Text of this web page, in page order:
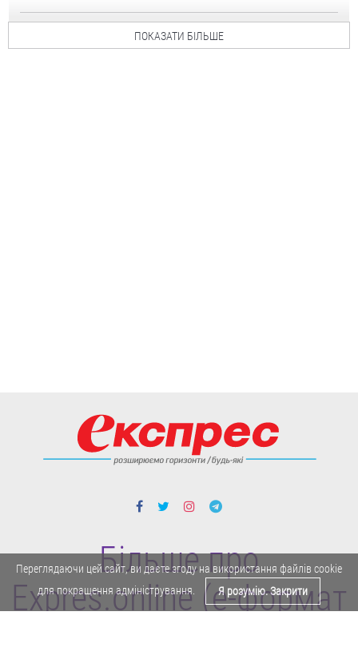
ПОКАЗАТИ БІЛЬШЕ
Більше про
Expres.online (e-формат
Переглядаючи цей сайт, ви даєте згоду на використання файлів cookie
для покращення адміністрування.
Я розумію. Закрити